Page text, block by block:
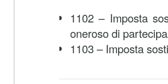
1102 – Imposta
oneroso di
1103 – Imposta